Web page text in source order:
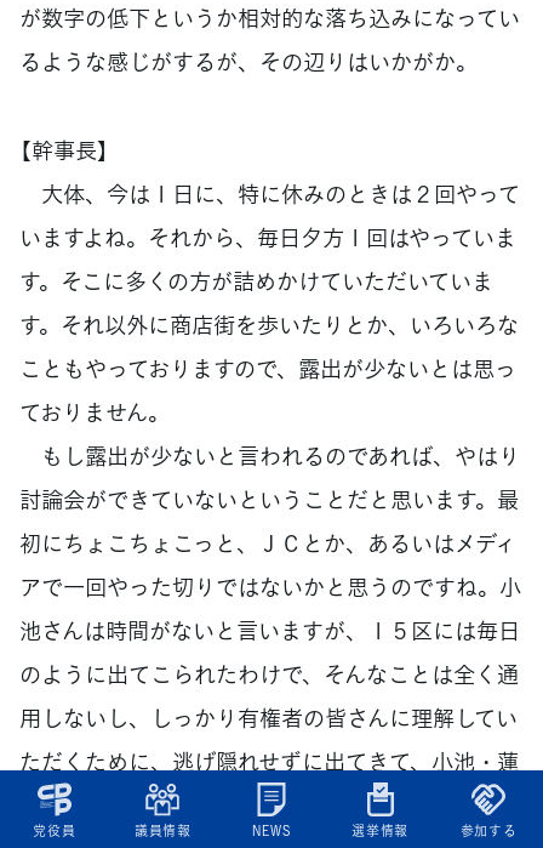
党役員 議員情報 NEWS 選挙情報 参加する
が数字の低下というか相対的な落ち込みになってい
るような感じがするが、その辺りはいかがか。
【幹事長】
大体、今は１日に、特に休みのときは２回やって
いますよね。それから、毎日夕方１回はやっていま
す。そこに多くの方が詰めかけていただいていま
す。それ以外に商店街を歩いたりとか、いろいろな
こともやっておりますので、露出が少ないとは思っ
ておりません。
もし露出が少ないと言われるのであれば、やはり
討論会ができていないということだと思います。最
初にちょこちょこっと、ＪＣとか、あるいはメディ
アで一回やった切りではないかと思うのですね。小
池さんは時間がないと言いますが、１５区には毎日
のように出てこられたわけで、そんなことは全く通
用しないし、しっかり有権者の皆さんに理解してい
ただくために、逃げ隠れせずに出てきて、小池・蓮
舫でがっちり議論するということが必要だと思いま